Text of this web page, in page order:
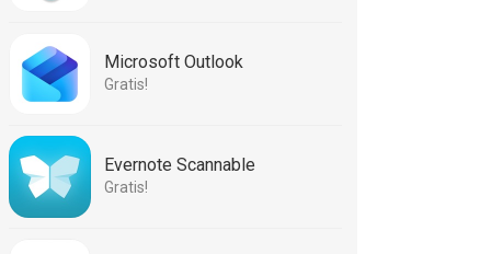
Microsoft Outlook
Gratis!
Evernote Scannable
Gratis!